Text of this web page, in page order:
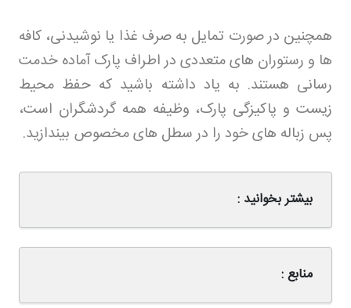
همچنین در صورت تمایل به صرف غذا یا نوشیدنی، کافه
ها و رستوران های متعددی در اطراف پارک آماده خدمت
رسانی هستند. به یاد داشته باشید که حفظ محیط
زیست و پاکیزگی پارک، وظیفه همه گردشگران است،
پس زباله های خود را در سطل های مخصوص بیندازید.
بیشتر بخوانید :
منابع :